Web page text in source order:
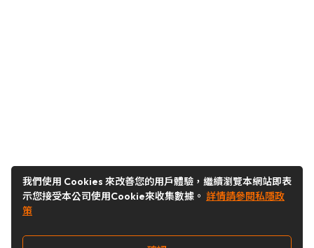
我們使用 Cookies 來改善您的用戶體驗，繼續瀏覽本網站即表
示您接受本公司使用Cookie來收集數據。 詳情請參閱私隱政
策